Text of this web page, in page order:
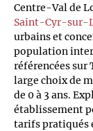
Centre-Val de
Saint-Cyr-sur-
urbains et
population
référencées
large choix de
de 0 à 3 ans.
établissement
tarifs pratiqués